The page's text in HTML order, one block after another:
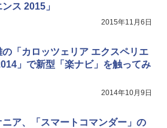
ス 2015」
2015年11月6日
の「カロッツェリア エクスペリエ
」で新型「楽ナビ」を触ってみ
2014年10月9日
ニア、「スマートコマンダー」の